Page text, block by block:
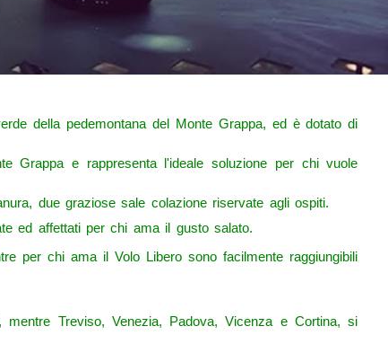
della pedemontana del Monte Grappa, ed è dotato di
Grappa e rappresenta l'ideale soluzione per chi vuole
due graziose sale colazione riservate agli ospiti.
ed affettati per chi ama il gusto salato.
per chi ama il Volo Libero sono facilmente raggiungibili
Treviso, Venezia, Padova, Vicenza e Cortina, si